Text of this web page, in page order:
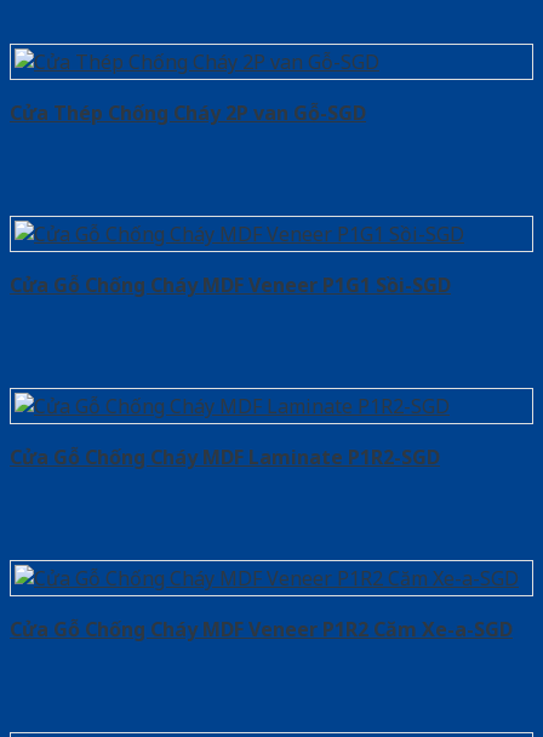
Cửa Thép Chống Cháy 2P van Gỗ-SGD
Cửa Gỗ Chống Cháy MDF Veneer P1G1 Sồi-SGD
Cửa Gỗ Chống Cháy MDF Laminate P1R2-SGD
Cửa Gỗ Chống Cháy MDF Veneer P1R2 Căm Xe-a-SGD